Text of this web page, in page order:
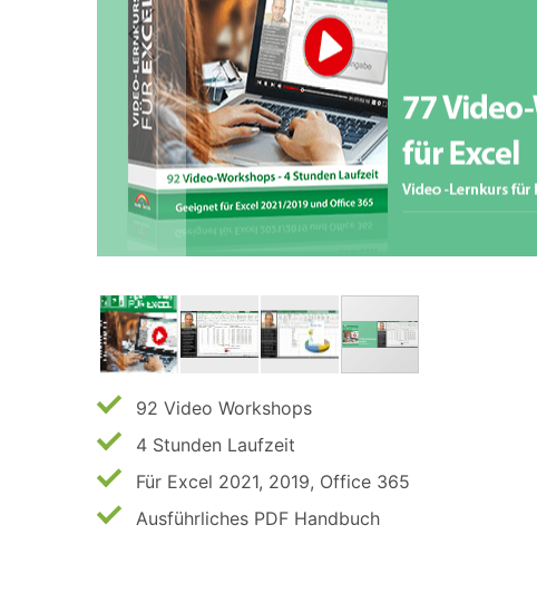
92 Video Workshops
4 Stunden Laufzeit
Für Excel 2021, 2019, Office 365
Ausführliches PDF Handbuch